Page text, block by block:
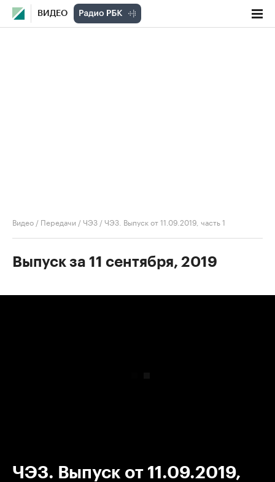
ВИДЕО
Видео / Передачи /ЧЭЗ /ЧЭЗ. Выпуск от 11.09.2019, часть 1
Выпуск за 11 сентября, 2019
ЧЭЗ. Выпуск от 11.09.2019,